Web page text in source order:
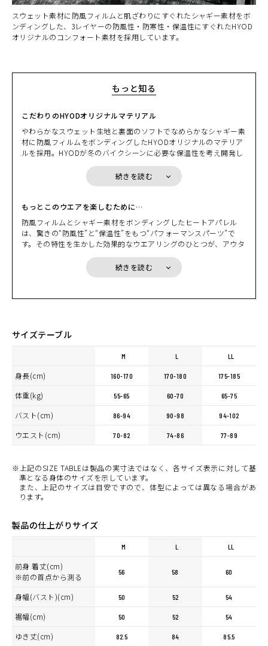
スウェット素材に防風フィルムと肌ざわりにすぐれたシャギー素材をボ
ンディングした、3レイヤーの防風性・防寒性・保温性にすぐれたHYOD
オリジナルのコンフォート素材を採用しています。
もっと知る
こだわりのHYODオリジナルマテリアル
やわらかなスウェット生地と裏面のソフトでなめらかなシャギー素
材に防風フィルムをボンディングしたHYODオリジナルのマテリア
ルを採用。HYODが冬のバイクシーンに必要な保温性を考え開発し
ますが、防風性・防寒性に加え、程よいストレッチ性も兼ね備えて
ちの方も多いと思いますが、肌触りが良くソフトな着用感で、ゴワ
つき感も少なくすっきりと着用いただけます。
シンプルなデザインだからこそマテリアルにとことんこだわった極
上の1枚です。
続きを読む
もっとこのウエアを楽しむために…
防風フィルムとシャギー素材をボンディングしたヒートアパレル
は、驚きの“防風性”と“保温性”をもつ“パフォーマンスパーツ”で
す。その特性を生かした効果的なウエアリングのひとつが、アウタ
もちろん、パーカスタイルやハイネックスタイルがネックウォーマ
ーの役割を果たすため、ミドルレイヤー+ネックウォーマーとして
ックヒートアパレルを“アウターシェル”として着こなす方法です。
性を両立したレイヤリングのひとつとして、厳冬期に入る前などに
オススメです。
続きを読む
サイズテーブル
M L LL
身長(cm) 160-170 170-180 175-185
体重(kg) 55-65 60-70 65-75
バスト(cm) 86-94 90-98 94-102
ウエスト(cm) 70-82 74-86 77-89
※上記のSIZE TABLEは製品の実寸法ではなく、各サイズ表示に対して基
準となる身体のサイズを示しています。
また、上記のサイズは目安ですので、体型によっては異なる場合があ
ります。
製品の仕上がりサイズ
M L LL
前身 着丈(cm)
※前の首点から測る
56 58 60
身幅(バスト)(cm) 50 52 54
裾幅(cm) 50 52 54
ゆき丈(cm) 82.5 84 85.5
BLACK/BLACK
¥14,190(税込)